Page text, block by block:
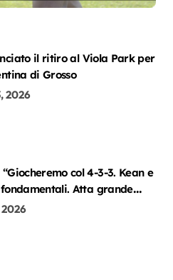
il ritiro al Viola Park per
di Grosso
2026
“Giocheremo col 4-3-3. Kean e
Atta grande
2026